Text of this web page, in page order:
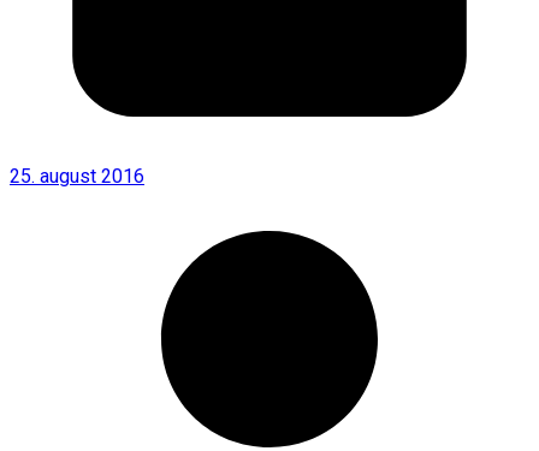
25. august 2016